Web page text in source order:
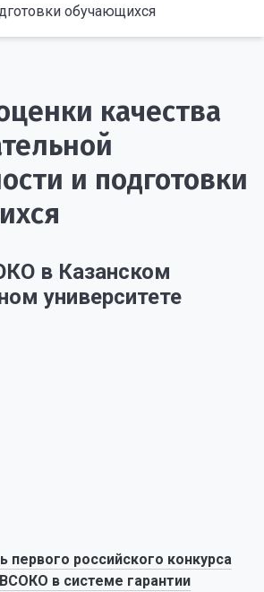
обучающихся
качества
и подготовки
в Казанском
университете
первого российского конкурса
в системе гарантии